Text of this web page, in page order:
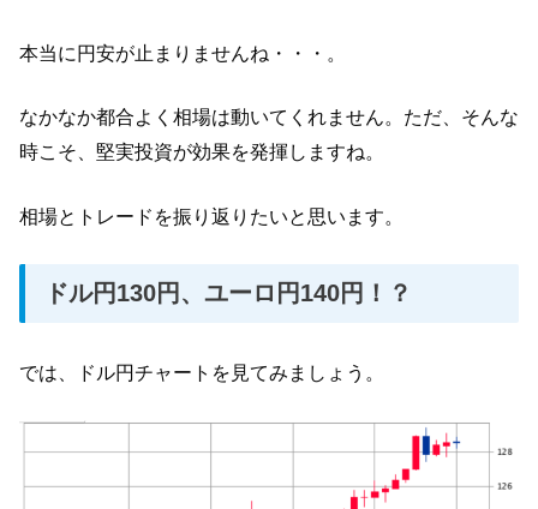
本当に円安が止まりませんね・・・。
なかなか都合よく相場は動いてくれません。ただ、そんな
時こそ、堅実投資が効果を発揮しますね。
相場とトレードを振り返りたいと思います。
ドル円130円、ユーロ円140円！？
では、ドル円チャートを見てみましょう。